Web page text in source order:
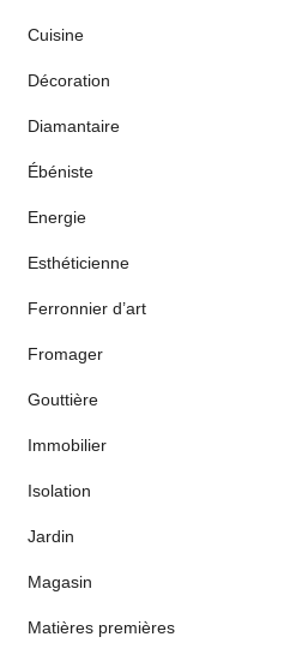
Cuisine
Décoration
Diamantaire
Ébéniste
Energie
Esthéticienne
Ferronnier d’art
Fromager
Gouttière
Immobilier
Isolation
Jardin
Magasin
Matières premières